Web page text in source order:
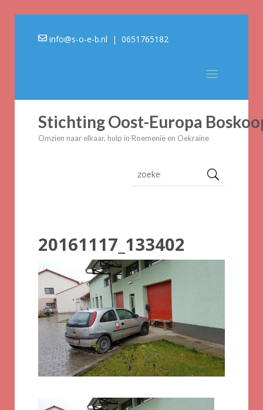
info@s-o-e-b.nl | 0651765182
Stichting Oost-Europa
Omzien naar elkaar, hulp in Roemenië en Oekraïne
20161117_133402